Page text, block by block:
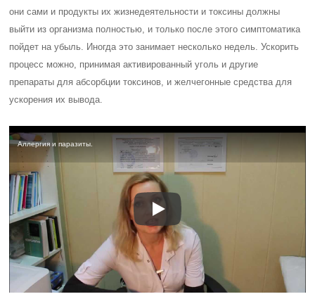
они сами и продукты их жизнедеятельности и токсины должны
выйти из организма полностью, и только после этого симптоматика
пойдет на убыль. Иногда это занимает несколько недель. Ускорить
процесс можно, принимая активированный уголь и другие
препараты для абсорбции токсинов, и желчегонные средства для
ускорения их вывода.
Аллергия и паразиты.